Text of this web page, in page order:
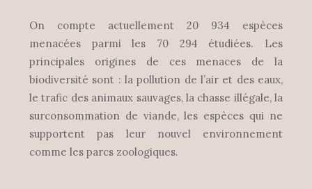
On compte actuellement 20 934 espèces
menacées parmi les 70 294 étudiées. Les
principales origines de ces menaces de la
biodiversité sont : la pollution de l’air et des eaux,
le trafic des animaux sauvages, la chasse illégale, la
surconsommation de viande, les espèces qui ne
supportent pas leur nouvel environnement
comme les parcs zoologiques.